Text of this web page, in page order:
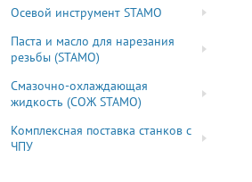
Осевой инструмент STAMO
Паста и масло для нарезания
резьбы (STAMO)
Смазочно-охлаждающая
жидкость (СОЖ STAMO)
Комплексная поставка станков с
ЧПУ